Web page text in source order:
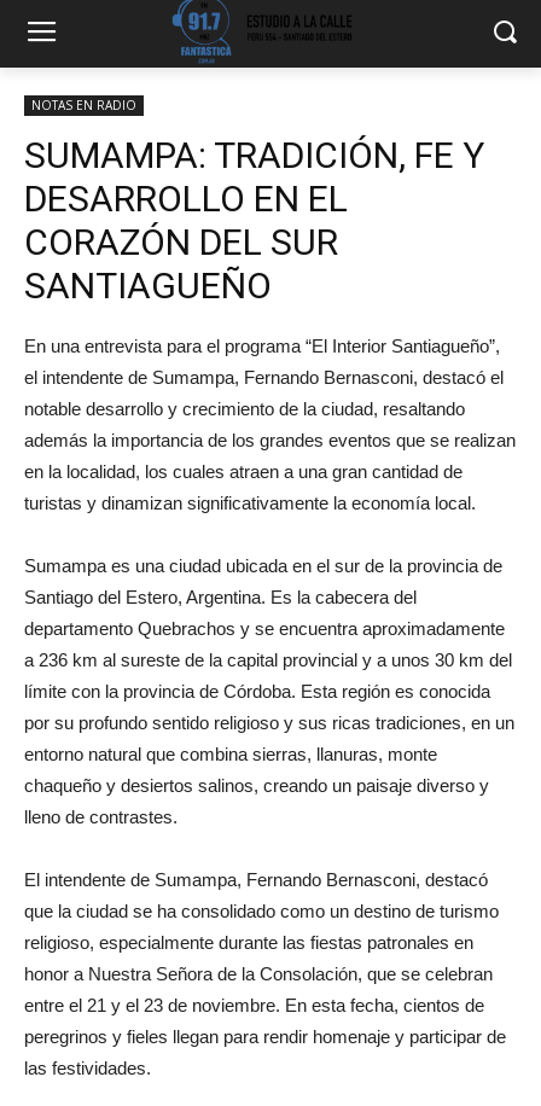
NOTAS EN RADIO
SUMAMPA: TRADICIÓN, FE Y
DESARROLLO EN EL
CORAZÓN DEL SUR
SANTIAGUEÑO
En una entrevista para el programa “El Interior Santiagueño”,
el intendente de Sumampa, Fernando Bernasconi, destacó el
notable desarrollo y crecimiento de la ciudad, resaltando
además la importancia de los grandes eventos que se realizan
en la localidad, los cuales atraen a una gran cantidad de
turistas y dinamizan significativamente la economía local.
Sumampa es una ciudad ubicada en el sur de la provincia de
Santiago del Estero, Argentina. Es la cabecera del
departamento Quebrachos y se encuentra aproximadamente
a 236 km al sureste de la capital provincial y a unos 30 km del
límite con la provincia de Córdoba. Esta región es conocida
por su profundo sentido religioso y sus ricas tradiciones, en un
entorno natural que combina sierras, llanuras, monte
chaqueño y desiertos salinos, creando un paisaje diverso y
lleno de contrastes.
El intendente de Sumampa, Fernando Bernasconi, destacó
que la ciudad se ha consolidado como un destino de turismo
religioso, especialmente durante las fiestas patronales en
honor a Nuestra Señora de la Consolación, que se celebran
entre el 21 y el 23 de noviembre. En esta fecha, cientos de
peregrinos y fieles llegan para rendir homenaje y participar de
las festividades.